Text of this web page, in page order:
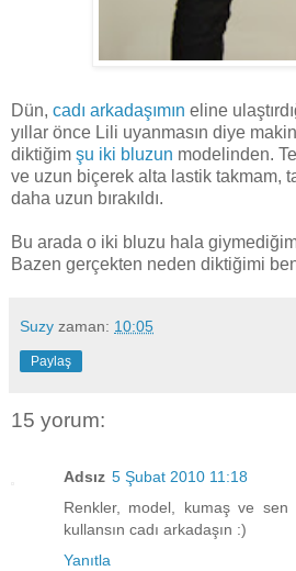
Dün, cadı arkadaşımın eline
yıllar önce Lili uyanmasın diye
diktiğim şu iki bluzun modelinden.
ve uzun biçerek alta lastik takmam,
daha uzun bırakıldı.
Bu arada o iki bluzu hala
Bazen gerçekten neden diktiğimi
Suzy zaman: 10:05
Paylaş
15 yorum:
Adsız 5 Şubat 2010 11:18
Renkler, model, kumaş ve sen
kullansın cadı arkadaşın :)
Yanıtla